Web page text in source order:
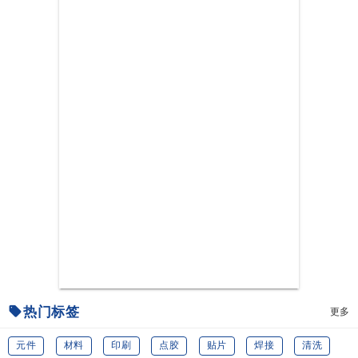
热门标签 更多
元件 材料 印刷 点胶 贴片 焊接 清洗